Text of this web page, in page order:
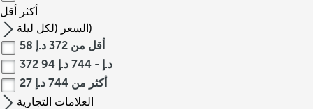
أكثر
أقل
السعر (لكل ليلة)
أقل من 372 د.إ
58
372 د.إ - 744 د.إ
94
أكثر من 744 د.إ
27
العلامات التجارية